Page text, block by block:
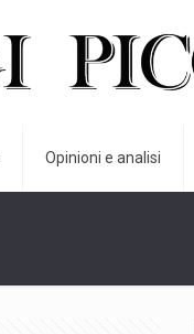
Opinioni e analisi